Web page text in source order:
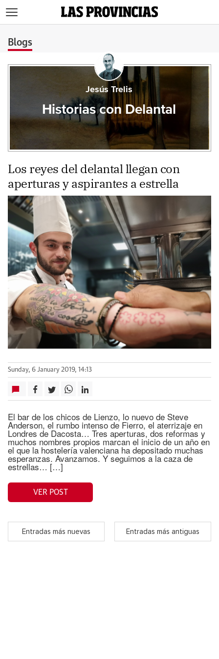
Blogs
Jesús Trelis
Historias con Delantal
Los reyes del delantal llegan con
aperturas y aspirantes a estrella
Sunday, 6 January 2019, 14:13
El bar de los chicos de Lienzo, lo nuevo de Steve
Anderson, el rumbo intenso de Fierro, el aterrizaje en
Londres de Dacosta… Tres aperturas, dos reformas y
muchos nombres propios marcan el inicio de un año en
el que la hostelería valenciana ha depositado muchas
esperanzas. Avanzamos. Y seguimos a la caza de
estrellas… […]
VER POST
Entradas más nuevas Entradas más antiguas